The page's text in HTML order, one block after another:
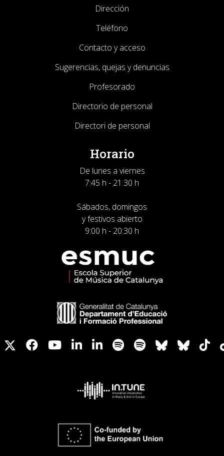
Dirección
Teléfono
Contacto y acceso
Sugerencias, quejas y denuncias
Profesorado
Directorio de personal
Directori de personal
Horario
De lunes a viernes
7:45 h - 21:30 h
Sábados, domingos
y festivos abierto
9:00 h - 20:30 h